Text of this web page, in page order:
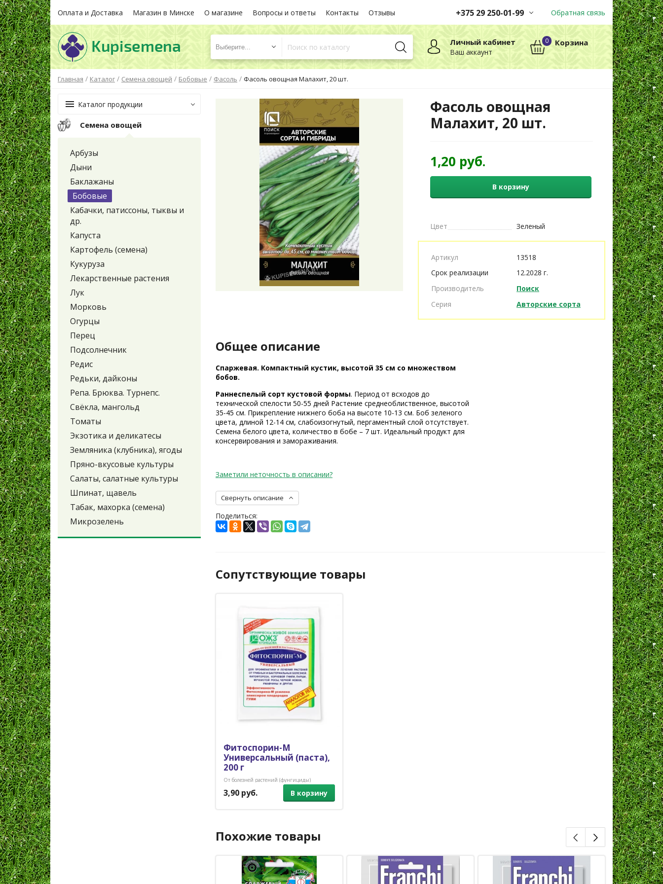
Оплата и Доставка Магазин в Минске О магазине Вопросы и ответы Контакты Отзывы +375 29 250-01-99
автоматически через корзину
круглосуточно без выходных
Обратная связь
Выберите... Личный кабинет
Ваш аккаунт
0 Корзина
Главная / Каталог / Семена овощей / Бобовые / Фасоль / Фасоль овощная Малахит, 20 шт.
Каталог продукции
Семена овощей
Арбузы
Дыни
Баклажаны
Бобовые
Кабачки, патиссоны, тыквы и
др.
Капуста
Картофель (семена)
Кукуруза
Лекарственные растения
Лук
Морковь
Огурцы
Перец
Подсолнечник
Редис
Редьки, дайконы
Репа. Брюква. Турнепс.
Свёкла, мангольд
Томаты
Экзотика и деликатесы
Земляника (клубника), ягоды
Пряно-вкусовые культуры
Салаты, салатные культуры
Шпинат, щавель
Табак, махорка (семена)
Микрозелень
Фасоль овощная
Малахит, 20 шт.
1,20 руб.
В корзину
Цвет Зеленый
Артикул
13518
Срок реализации
12.2028 г.
Производитель
Поиск
Серия
Авторские сорта
Общее описание
Спаржевая. Компактный кустик, высотой 35 см со множеством
бобов.
Раннеспелый сорт кустовой формы. Период от всходов до
технической спелости 50-55 дней Растение среднеоблиственное, высотой
35-45 см. Прикрепление нижнего боба на высоте 10-13 см. Боб зеленого
цвета, длиной 12-14 см, слабоизогнутый, пергаментный слой отсутствует.
Семена белого цвета, количество в бобе – 7 шт. Идеальный продукт для
консервирования и замораживания.
Заметили неточность в описании?
Свернуть описание
Поделиться:
Сопутствующие товары
Фитоспорин-М
Универсальный (паста),
200 г
От болезней растений (фунгициды)
3,90 руб. В корзину
Похожие товары